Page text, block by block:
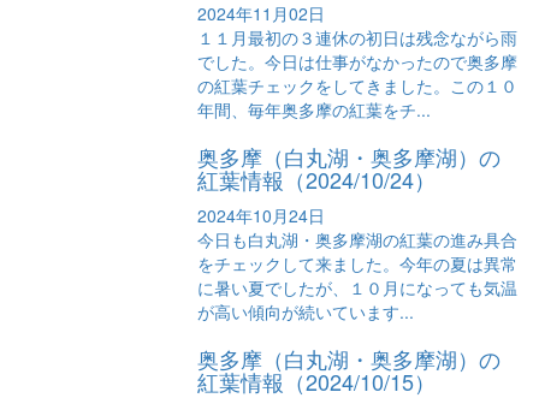
2024年11月02日
１１月最初の３連休の初日は残念ながら雨
でした。今日は仕事がなかったので奥多摩
の紅葉チェックをしてきました。この１０
年間、毎年奥多摩の紅葉をチ...
奥多摩（白丸湖・奥多摩湖）の
紅葉情報（2024/10/24）
2024年10月24日
今日も白丸湖・奥多摩湖の紅葉の進み具合
をチェックして来ました。今年の夏は異常
に暑い夏でしたが、１０月になっても気温
が高い傾向が続いています...
奥多摩（白丸湖・奥多摩湖）の
紅葉情報（2024/10/15）